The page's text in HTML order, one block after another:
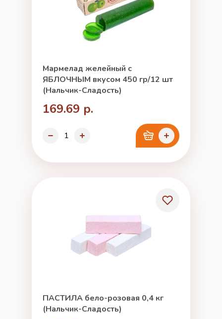
Мармелад желейный с
ЯБЛОЧНЫМ вкусом 450 гр/12 шт
(Нальчик-Сладость)
169.69 р.
ПАСТИЛА бело-розовая 0,4 кг
(Нальчик-Сладость)